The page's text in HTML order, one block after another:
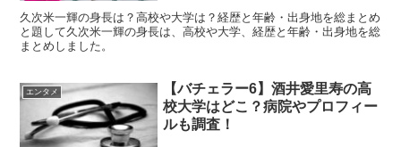
久次米一輝の身長は？高校や大学は？経歴と年齢・出身地を総まとめ
と題して久次米一輝の身長は、高校や大学、経歴と年齢・出身地を総
まとめしました。
エンタメ
【バチェラー6】酒井愛里寿の高
校大学はどこ？病院やプロフィー
ルも調査！